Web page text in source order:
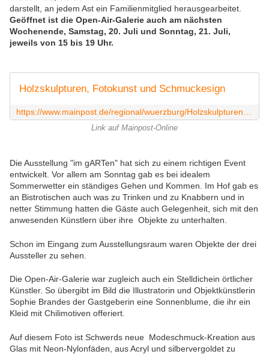
darstellt, an jedem Ast ein Familienmitglied herausgearbeitet.
Geöffnet ist die Open-Air-Galerie auch am nächsten
Wochenende, Samstag, 20. Juli und Sonntag, 21. Juli,
jeweils von 15 bis 19 Uhr.
Holzskulpturen, Fotokunst und Schmuckesign
Link auf Mainpost-Online
Die Ausstellung "im gARTen" hat sich zu einem richtigen Event
entwickelt. Vor allem am Sonntag gab es bei idealem
Sommerwetter ein ständiges Gehen und Kommen. Im Hof gab es
an Bistrotischen auch was zu Trinken und zu Knabbern und in
netter Stimmung hatten die Gäste auch Gelegenheit, sich mit den
anwesenden Künstlern über ihre Objekte zu unterhalten.
Schon im Eingang zum Ausstellungsraum waren Objekte der drei
Aussteller zu sehen.
Die Open-Air-Galerie war zugleich auch ein Stelldichein örtlicher
Künstler. So übergibt im Bild die Illustratorin und Objektkünstlerin
Sophie Brandes der Gastgeberin eine Sonnenblume, die ihr ein
Kleid mit Chilimotiven offeriert.
Auf diesem Foto ist Schwerds neue Modeschmuck-Kreation aus
Glas mit Neon-Nylonfäden, aus Acryl und silbervergoldet zu